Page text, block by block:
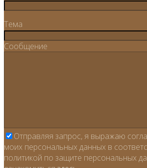
Тема
Сообщение
Отправляя запрос, я выражаю
моих персональных данных в
политикой по защите персональных